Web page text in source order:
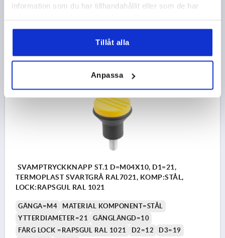
information som du har tillhandahållit eller som de har
Tillåt alla
Anpassa
SVAMPTRYCKKNAPP ST.1 D=M04X10, D1=21,
TERMOPLAST SVARTGRÅ RAL7021, KOMP:STÅL,
LOCK:RAPSGUL RAL 1021
GÄNGA=M4
MATERIAL KOMPONENT=STÅL
YTTERDIAMETER=21
GÄNGLÄNGD=10
FÄRG LOCK =RAPSGUL RAL 1021
D2=12
D3=19